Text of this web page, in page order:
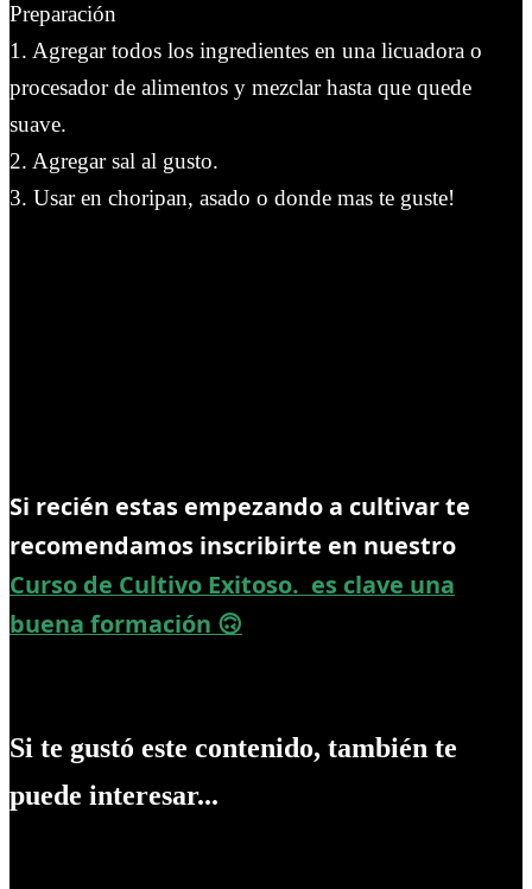
Preparación
1. Agregar todos los ingredientes en una licuadora o
procesador de alimentos y mezclar hasta que quede
suave.
2. Agregar sal al gusto.
3. Usar en choripan, asado o donde mas te guste!
Si recién estas empezando a cultivar te
recomendamos inscribirte en nuestro
Curso de Cultivo Exitoso. es clave una
buena formación 🙃
Si te gustó este contenido, también te
puede interesar...